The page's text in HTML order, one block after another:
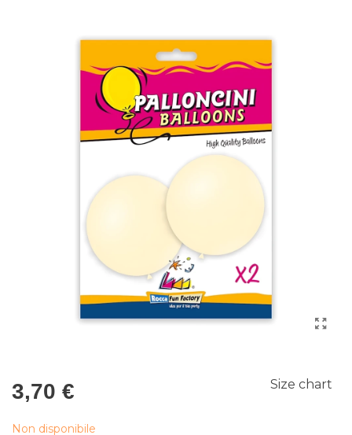
3,70 € Size chart
Non disponibile